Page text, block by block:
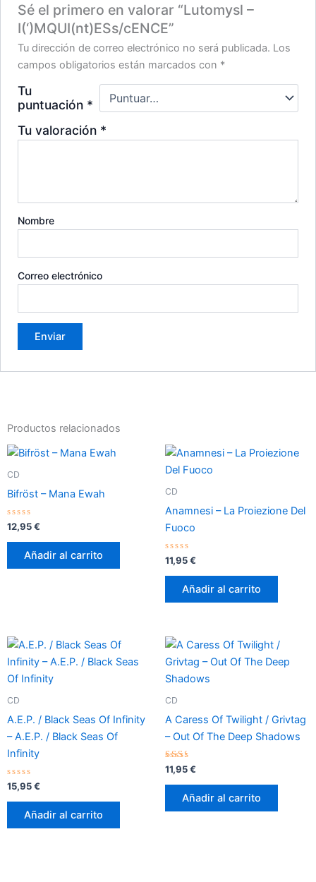
Sé el primero en valorar “Lutomysl –
I(‘)MQUI(nt)ESs/cENCE”
Tu dirección de correo electrónico no será publicada. Los
campos obligatorios están marcados con *
Tu
puntuación *
Tu valoración *
Nombre
Correo electrónico
Productos relacionados
CD
Bifröst – Mana Ewah
Valorado
con
0
12,95€
Añadir al carrito
CD
Anamnesi – La Proiezione Del
Fuoco
Valorado
con
0
11,95€
Añadir al carrito
CD
A.E.P. / Black Seas Of Infinity
– A.E.P. / Black Seas Of
Infinity
Valorado
con
0
15,95€
Añadir al carrito
CD
A Caress Of Twilight / Grivtag
– Out Of The Deep Shadows
Valorado
con
2.17
de 5
11,95€
Añadir al carrito